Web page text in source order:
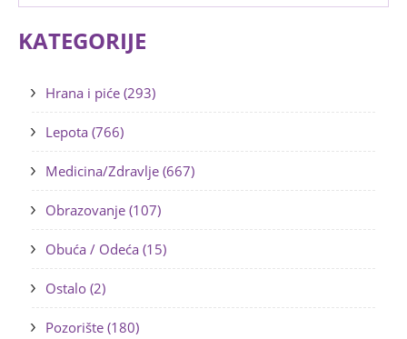
KATEGORIJE
Hrana i piće (293)
Lepota (766)
Medicina/Zdravlje (667)
Obrazovanje (107)
Obuća / Odeća (15)
Ostalo (2)
Pozorište (180)